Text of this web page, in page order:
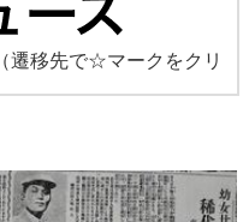
（遷移先で☆マークをクリ